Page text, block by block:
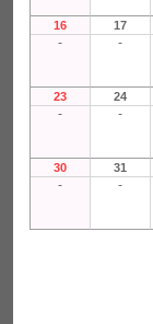
16 17
- -
23 24
- -
30 31
- -